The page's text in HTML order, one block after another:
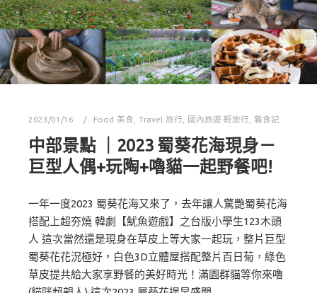
2023/01/16 Food 美食 Travel 旅行 國內旅遊-輕旅行 雜食記
中部景點 ｜2023 蜀葵花海現身－
巨型人偶+玩陶+嚕貓一起野餐吧!
一年一度2023 蜀葵花海又來了，去年讓人驚艷蜀葵花海
搭配上超夯燒 韓劇【魷魚遊戲】之台版小學生123木頭
人 這次當然還是現身在草皮上等大家一起玩，整片巨型
蜀葵花花況極好，白色3D立體屋搭配整片百日菊，綠色
草皮提共給大家享野餐的美好時光！滿園群貓等你來嚕